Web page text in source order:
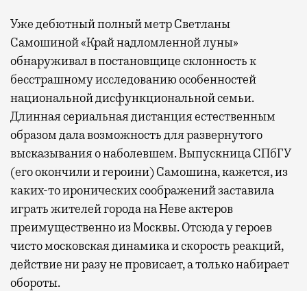
Уже дебютный полный метр Светланы
Самошиной «Край надломленной луны»
обнаруживал в постановщице склонность к
бесстрашному исследованию особенностей
национальной дисфункциональной семьи.
Длинная сериальная дистанция естественным
образом дала возможность для развернутого
высказывания о наболевшем. Выпускница СПбГУ
(его окончили и героини) Самошина, кажется, из
каких-то иронических соображений заставила
играть жителей города на Неве актеров
преимущественно из Москвы. Отсюда у героев
чисто московская динамика и скорость реакций,
действие ни разу не провисает, а только набирает
обороты.